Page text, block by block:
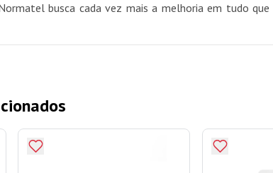
busca cada vez mais a melhoria em tudo